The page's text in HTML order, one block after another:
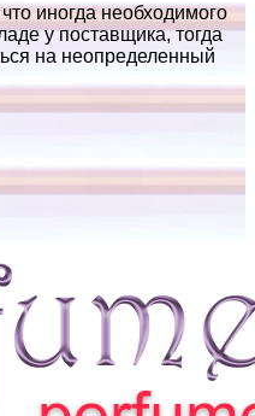
иногда необходимого
у поставщика, тогда
на неопределенный